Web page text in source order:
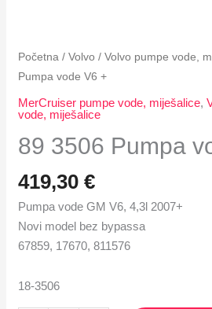
Početna /Volvo /Volvo pumpe vode,
Pumpa vode V6 +
MerCruiser pumpe vode, miješalice,
vode, miješalice
89 3506 Pumpa
419,30€
Pumpa vode GM V6, 4,3l 2007+
Novi model bez bypassa
67859, 17670, 811576
18-3506
Pumpa
vode
+